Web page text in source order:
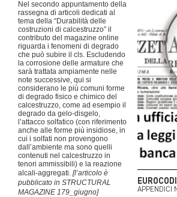
Nel secondo appuntamento della
rassegna di articoli dedicati al
tema della “Durabilità delle
costruzioni di calcestruzzo” il
contributo del magazine online
riguarda i fenomeni di degrado
che può subire il cls. Escludendo
la corrosione delle armature che
sarà trattata ampiamente nelle
note successive, qui si
considerano le più comuni forme
di degrado fisico e chimico del
calcestruzzo, come ad esempio il
degrado da gelo-disgelo,
l’attacco solfatico (con riferimento
anche alle forme più insidiose, in
cui i solfati non provengono
dall’ambiente ma sono quelli
contenuti nel calcestruzzo in
tenori ammissibili) e la reazione
alcali-aggregati. [l’articolo è
pubblicato in STRUCTURAL
MAGAZINE 179_giugno]
APPENDICI